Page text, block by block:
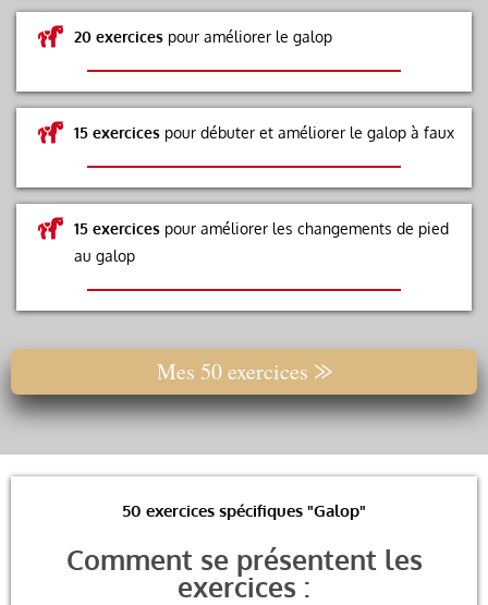
20 exercices pour améliorer le galop
15 exercices pour débuter et améliorer le galop à faux
15 exercices pour améliorer les changements de pied
au galop
Mes 50 exercices ⨠
50 exercices spécifiques "Galop"
Comment se présentent les
exercices :